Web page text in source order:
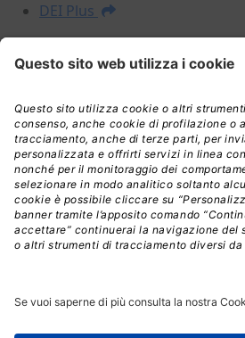
DEI Plus
I NOSTRI PRODOTTI
Prezzari
DEI Plus Premium
INFORMAZIONI LEGALI
Informativa Privacy
Termini e condizioni
Nota legale
Licenza d'uso
Spedizioni Assistenza